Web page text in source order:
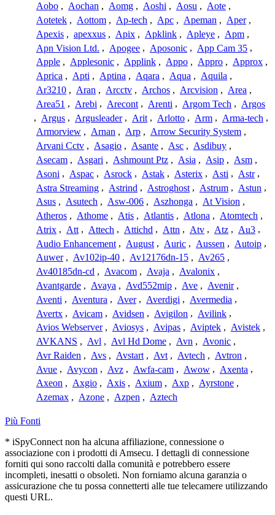
Aobo , Aochan , Aomg , Aoshi , Aosu , Aote ,
Aotetek , Aottom , Ap-tech , Apc , Apeman , Aper ,
Apexis , apexxus , Apix , Apklink , Apleye , Apm ,
Apn Vision Ltd. , Apogee , Aposonic , App Cam 35 ,
Apple , Applesonic , Applink , Appo , Appro , Approx ,
Aprica , Apti , Aptina , Aqara , Aqua , Aquila ,
Ar3210 , Aran , Arcctv , Archos , Arcvision , Area ,
Area51 , Arebi , Arecont , Arenti , Argom Tech , Argos
, Argus , Argusleader , Arit , Arlotto , Arm , Arma-tech ,
Armorview , Arnan , Arp , Arrow Security System ,
Arvani Cctv , Asagio , Asante , Asc , Asdibuy ,
Asecam , Asgari , Ashmount Ptz , Asia , Asip , Asm ,
Asoni , Aspac , Asrock , Astak , Asterix , Asti , Astr ,
Astra Streaming , Astrind , Astroghost , Astrum , Astun ,
Asus , Asutech , Asw-006 , Aszhonga , At Vision ,
Atheros , Athome , Atis , Atlantis , Atlona , Atomtech ,
Atrix , Att , Attech , Attichd , Attn , Atv , Atz , Au3 ,
Audio Enhancement , August , Auric , Aussen , Autoip ,
Auwer , Av102ip-40 , Av12176dn-15 , Av265 ,
Av40185dn-cd , Avacom , Avaja , Avalonix ,
Avantgarde , Avaya , Avd552mip , Ave , Avenir ,
Aventi , Aventura , Aver , Averdigi , Avermedia ,
Avertx , Avicam , Avidsen , Avigilon , Avilink ,
Avios Webserver , Aviosys , Avipas , Aviptek , Avistek ,
AVKANS , Avl , Avl Hd Dome , Avn , Avonic ,
Avr Raiden , Avs , Avstart , Avt , Avtech , Avtron ,
Avue , Avycon , Avz , Awfa-cam , Awow , Axenta ,
Axeon , Axgio , Axis , Axium , Axp , Ayrstone ,
Azemax , Azone , Azpen , Aztech
Più Fonti
* iSpyConnect non ha alcuna affiliazione, connessione o
associazione con i prodotti di Amsecu. I dettagli di connessione
forniti qui sono raccolti dalla comunità e potrebbero essere
incompleti, inesatti o obsoleti. Non forniamo alcuna garanzia o
assicurazione che tu possa connetterti alle tue telecamere utilizzando
questi URL.